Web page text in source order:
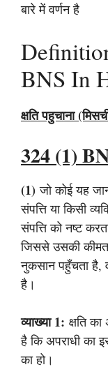
बारे में वर्णन है
BNS In
क्षति पहुचाना
324 (1)
(1) जो कोई यह
संपत्ति या किसी
संपत्ति को नष्ट
जिससे उसकी कीमत
नुकसान पहुँचता है,
है।
व्याख्या 1: क्षति
है कि अपराधी का
का हो।